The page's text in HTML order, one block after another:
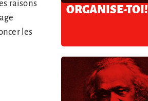
raisons
les
ORGANISE-TOI!